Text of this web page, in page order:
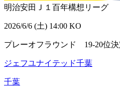
明治安田Ｊ１百年構想リーグ
2026/6/6 (土) 14:00 KO
プレーオフラウンド 19-20位
ジェフユナイテッド千葉
千葉